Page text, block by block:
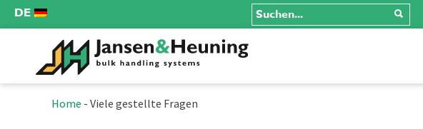
DE
Home - Viele gestellte Fragen